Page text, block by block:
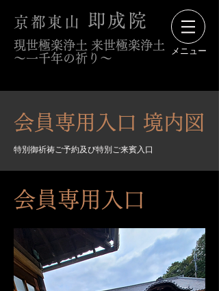
京都東山 即成院
現世極楽浄土 来世極楽浄土
〜一千年の祈り〜
メニュー
会員専用入口 境内図
特別御祈祷ご予約及び特別ご来賓入口
会員専用入口